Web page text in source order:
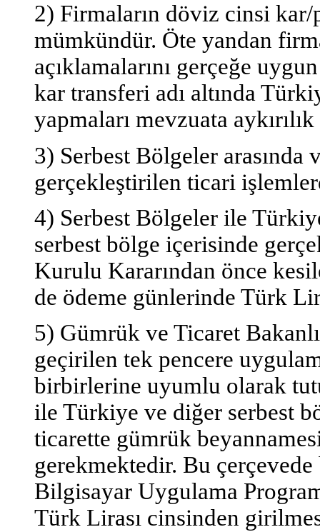
2) Firmaların döviz cinsi kar/
mümkündür. Öte yandan
açıklamalarını gerçeğe
kar transferi adı altında
yapmaları mevzuata
3) Serbest Bölgeler arasında
gerçekleştirilen ticari
4) Serbest Bölgeler ile
serbest bölge içerisinde
Kurulu Kararından önce
de ödeme günlerinde Türk
5) Gümrük ve Ticaret
geçirilen tek pencere
birbirlerine uyumlu olarak
ile Türkiye ve diğer serbest
ticarette gümrük
gerekmektedir. Bu
Bilgisayar Uygulama
Türk Lirası cinsinden